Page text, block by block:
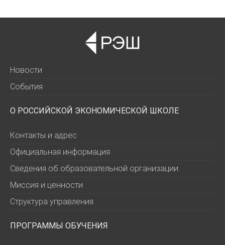
Новости
События
О РОССИЙСКОЙ ЭКОНОМИЧЕСКОЙ ШКОЛЕ
Контакты и адрес
Официальная информация
Сведения об образовательной организации
Миссия и ценности
Структура управления
ПРОГРАММЫ ОБУЧЕНИЯ